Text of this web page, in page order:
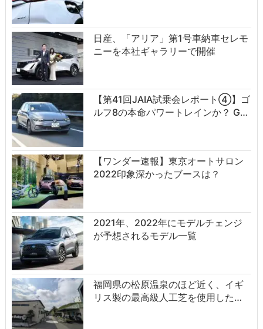
日産、「アリア」第1号車納車セレモ
ニーを本社ギャラリーで開催
【第41回JAIA試乗会レポート④】ゴ
ルフ8の本命パワートレインか？ G…
【ワンダー速報】東京オートサロン
2022印象深かったブースは？
2021年、2022年にモデルチェンジ
が予想されるモデル一覧
福岡県の松原温泉のほど近く、イギ
リス製の最高級人工芝を使用した…